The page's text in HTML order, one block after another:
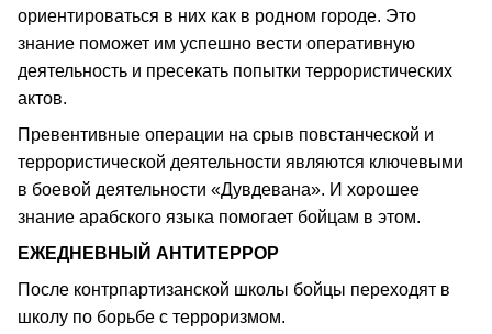
ориентироваться в них как в родном городе. Это
знание поможет им успешно вести оперативную
деятельность и пресекать попытки террористических
актов.
Превентивные операции на срыв повстанческой и
террористической деятельности являются ключевыми
в боевой деятельности «Дувдевана». И хорошее
знание арабского языка помогает бойцам в этом.
ЕЖЕДНЕВНЫЙ АНТИТЕРРОР
После контрпартизанской школы бойцы переходят в
школу по борьбе с терроризмом.